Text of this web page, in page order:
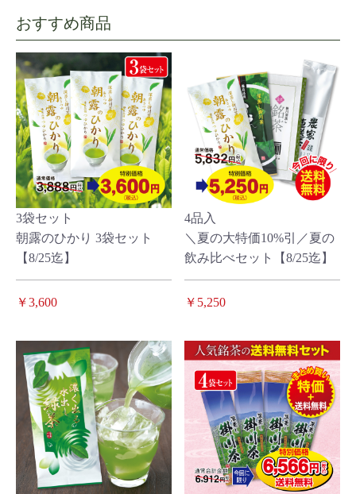
おすすめ商品
3袋セット
朝露のひかり 3袋セット
【8/25迄】
￥3,600
4品入
＼夏の大特価10%引／夏の
飲み比べセット【8/25迄】
￥5,250